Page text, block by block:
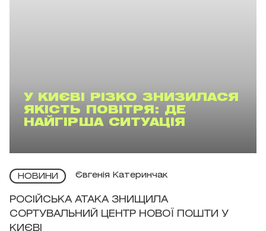
У КИЄВІ РІЗКО ЗНИЗИЛАСЯ
ЯКІСТЬ ПОВІТРЯ: ДЕ
НАЙГІРША СИТУАЦІЯ
НОВИНИ Євгенія Катеринчак
РОСІЙСЬКА АТАКА ЗНИЩИЛА
СОРТУВАЛЬНИЙ ЦЕНТР НОВОЇ ПОШТИ У
КИЄВІ